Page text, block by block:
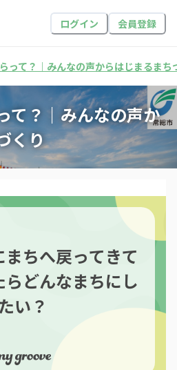
ログイン 会員登録
って？｜みんなの声からはじまるまち
て？｜みんなの声か
くり
ちへ戻ってきて
どんなまちにし
たい？